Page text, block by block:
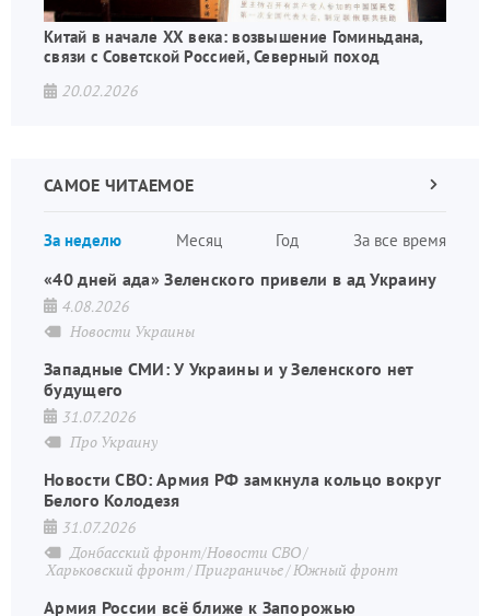
Китай в начале XX века: возвышение Гоминьдана,
связи с Советской Россией, Северный поход
20.02.2026
САМОЕ ЧИТАЕМОЕ
За неделю Месяц Год За все время
Следующая
«40 дней ада» Зеленского привели в ад Украину
4.08.2026
Новости Украины
Западные СМИ: У Украины и у Зеленского нет
будущего
31.07.2026
Про Украину
Новости СВО: Армия РФ замкнула кольцо вокруг
Белого Колодезя
31.07.2026
Донбасский фронт/Новости СВО
Харьковский фронт Приграничье Южный фронт
Армия России всё ближе к Запорожью